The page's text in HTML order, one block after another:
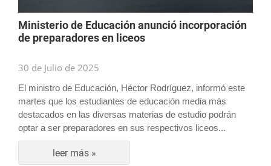
Ministerio de Educación anunció incorporación
de preparadores en liceos
30 de Julio de 2025
El ministro de Educación, Héctor Rodríguez, informó este
martes que los estudiantes de educación media más
destacados en las diversas materias de estudio podrán
optar a ser preparadores en sus respectivos liceos...
leer más »